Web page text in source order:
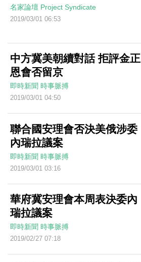
名家論壇 Project Syndicate
2019/03/01 06:53
中方冀美朝續對話 拒評金正
恩會否留京
即時新聞 時事脈搏
2019/03/01 04:50
聯合國安理會否決美俄涉委
內瑞拉議案
即時新聞 時事脈搏
2019/03/01 03:16
華府冀安理會本周表決委內
瑞拉議案
即時新聞 時事脈搏
2019/02/27 07:18